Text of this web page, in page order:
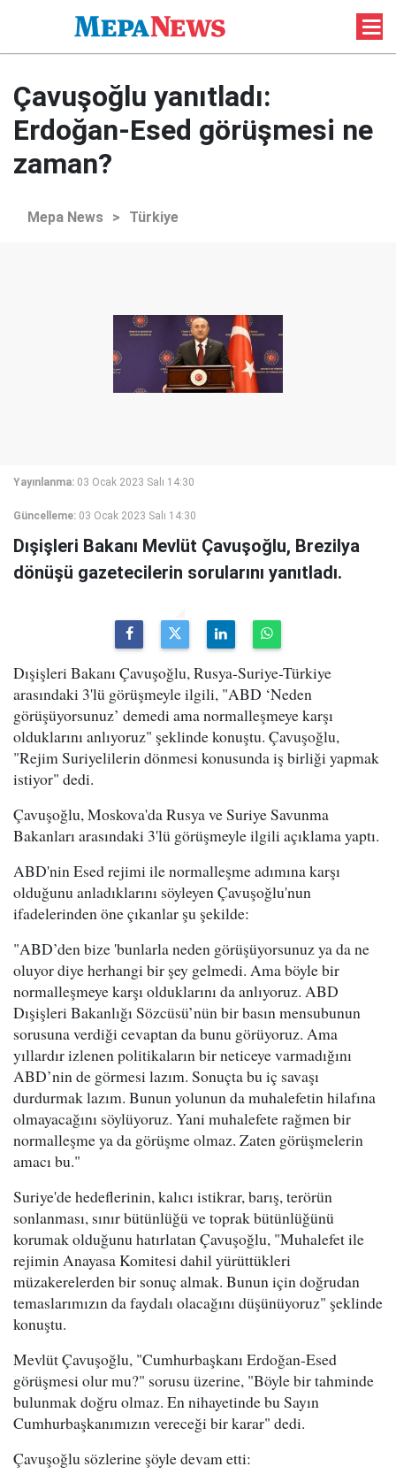
Çavuşoğlu yanıtladı:
Erdoğan-Esed görüşmesi ne
zaman?
Mepa News > Türkiye
Yayınlanma: 03 Ocak 2023 Salı 14:30
Güncelleme: 03 Ocak 2023 Salı 14:30
Dışişleri Bakanı Mevlüt Çavuşoğlu, Brezilya
dönüşü gazetecilerin sorularını yanıtladı.
Dışişleri Bakanı Çavuşoğlu, Rusya-Suriye-Türkiye
arasındaki 3'lü görüşmeyle ilgili, "ABD ‘Neden
görüşüyorsunuz’ demedi ama normalleşmeye karşı
olduklarını anlıyoruz" şeklinde konuştu. Çavuşoğlu,
"Rejim Suriyelilerin dönmesi konusunda iş birliği yapmak
istiyor" dedi.
Çavuşoğlu, Moskova'da Rusya ve Suriye Savunma
Bakanları arasındaki 3'lü görüşmeyle ilgili açıklama yaptı.
ABD'nin Esed rejimi ile normalleşme adımına karşı
olduğunu anladıklarını söyleyen Çavuşoğlu'nun
ifadelerinden öne çıkanlar şu şekilde:
"ABD’den bize 'bunlarla neden görüşüyorsunuz ya da ne
oluyor diye herhangi bir şey gelmedi. Ama böyle bir
normalleşmeye karşı olduklarını da anlıyoruz. ABD
Dışişleri Bakanlığı Sözcüsü’nün bir basın mensubunun
sorusuna verdiği cevaptan da bunu görüyoruz. Ama
yıllardır izlenen politikaların bir neticeye varmadığını
ABD’nin de görmesi lazım. Sonuçta bu iç savaşı
durdurmak lazım. Bunun yolunun da muhalefetin hilafına
olmayacağını söylüyoruz. Yani muhalefete rağmen bir
normalleşme ya da görüşme olmaz. Zaten görüşmelerin
amacı bu."
Suriye'de hedeflerinin, kalıcı istikrar, barış, terörün
sonlanması, sınır bütünlüğü ve toprak bütünlüğünü
korumak olduğunu hatırlatan Çavuşoğlu, "Muhalefet ile
rejimin Anayasa Komitesi dahil yürüttükleri
müzakerelerden bir sonuç almak. Bunun için doğrudan
temaslarımızın da faydalı olacağını düşünüyoruz" şeklinde
konuştu.
Mevlüt Çavuşoğlu, "Cumhurbaşkanı Erdoğan-Esed
görüşmesi olur mu?" sorusu üzerine, "Böyle bir tahminde
bulunmak doğru olmaz. En nihayetinde bu Sayın
Cumhurbaşkanımızın vereceği bir karar" dedi.
Çavuşoğlu sözlerine şöyle devam etti: